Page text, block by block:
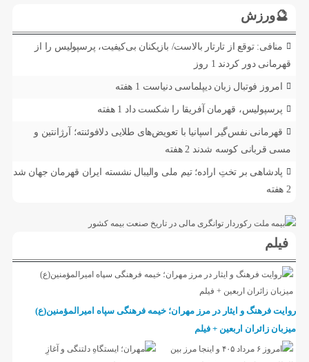
🔮ورزش
منافی: توقع از تارتار بالاست/ بازیکنان بی‌کیفیت، پرسپولیس را از
قهرمانی دور کردند 1 روز
امروز فوتبال زبان دیپلماسی دنیاست 1 هفته
پرسپولیس، قهرمان آفریقا را شکست داد 1 هفته
قهرمانی نفس‌گیر اسپانیا با تعویض‌های طلایی دلافوئنته؛ آرژانتین و
مسی قربانی کوسه شدند 2 هفته
پادشاهی بر تختِ اراده؛ تیم ملی والیبال نشسته ایران قهرمان جهان شد
2 هفته
فیلم
روایت فرهنگ و ایثار در مرز مهران؛ خیمه فرهنگی سپاه امیرالمؤمنین(ع)
میزبان زائران اربعین + فیلم